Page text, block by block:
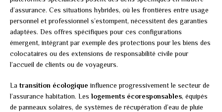
d’assurance. Ces situations hybrides, où les frontières entre usage
personnel et professionnel s’estompent, nécessitent des garanties
adaptées. Des offres spécifiques pour ces configurations
émergent, intégrant par exemple des protections pour les biens des
colocataires ou des extensions de responsabilité civile pour
l’accueil de clients ou de voyageurs.
La transition écologique influence progressivement le secteur de
l’assurance habitation. Les logements écoresponsables, équipés
de panneaux solaires, de systèmes de récupération d’eau de pluie